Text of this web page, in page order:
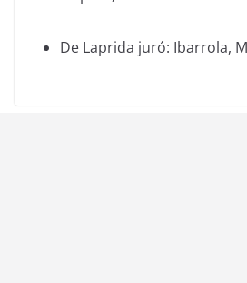
De Laprida juró: Ibarrola,